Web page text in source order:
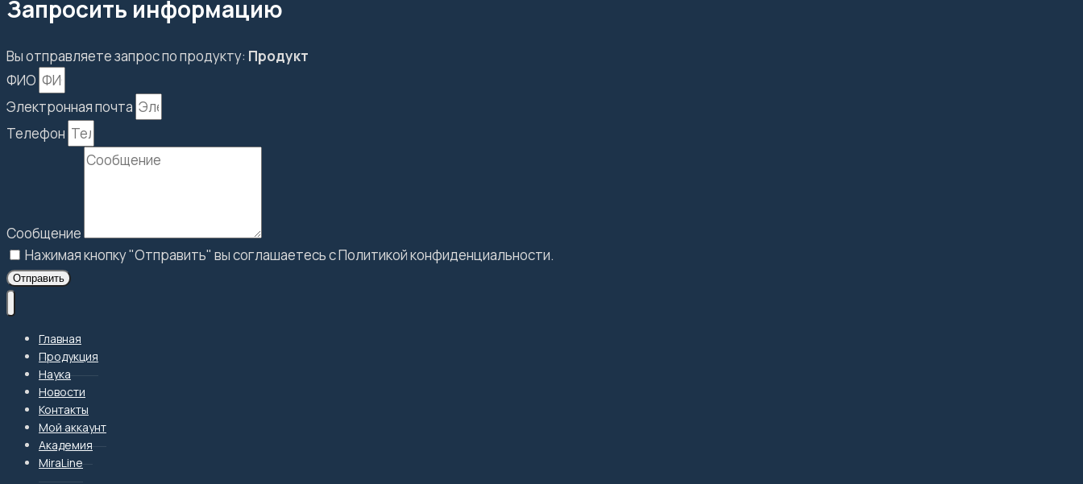
Запросить информацию
Вы отправляете запрос по продукту: Продукт
ФИО
Электронная почта
Телефон
Сообщение
Нажимая кнопку "Отправить" вы соглашаетесь с Политикой конфиденциальности.
Отправить
Главная
Продукция
Наука
Новости
Контакты
Мой аккаунт
Академия
MiraLine